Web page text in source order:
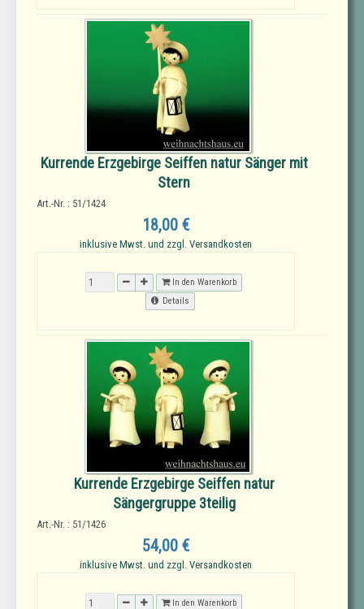
Kurrende Erzgebirge Seiffen natur Sänger mit
Stern
Art.-Nr. : 51/1424
18,00 €
inklusive Mwst. und zzgl. Versandkosten
In den Warenkorb
Details
Kurrende Erzgebirge Seiffen natur
Sängergruppe 3teilig
Art.-Nr. : 51/1426
54,00 €
inklusive Mwst. und zzgl. Versandkosten
In den Warenkorb